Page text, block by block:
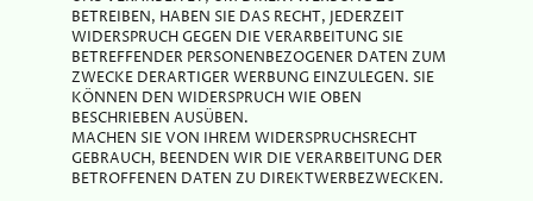
BETREIBEN, HABEN SIE DAS RECHT, JEDERZEIT
WIDERSPRUCH GEGEN DIE VERARBEITUNG SIE
BETREFFENDER PERSONENBEZOGENER DATEN ZUM
ZWECKE DERARTIGER WERBUNG EINZULEGEN. SIE
KÖNNEN DEN WIDERSPRUCH WIE OBEN
BESCHRIEBEN AUSÜBEN.
MACHEN SIE VON IHREM WIDERSPRUCHSRECHT
GEBRAUCH, BEENDEN WIR DIE VERARBEITUNG DER
BETROFFENEN DATEN ZU DIREKTWERBEZWECKEN.